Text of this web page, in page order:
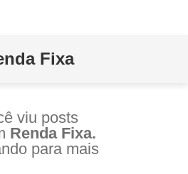
Fixa
viu posts
Renda Fixa.
para mais